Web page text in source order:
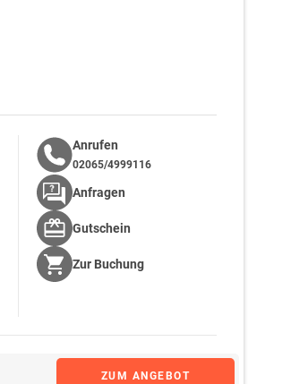
ZUM ANGEBOT
Anrufen
02065/4999116
Anfragen
Gutschein
Zur Buchung